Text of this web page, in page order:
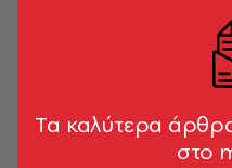
ΑΝΑΖΗΤΗΣΗ
Tα καλύτερα
στο